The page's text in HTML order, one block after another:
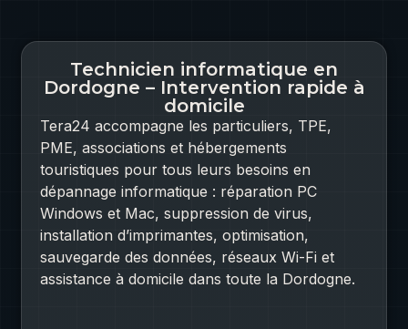
Technicien informatique en
Dordogne – Intervention rapide à
domicile
Tera24 accompagne les particuliers, TPE,
PME, associations et hébergements
touristiques pour tous leurs besoins en
dépannage informatique : réparation PC
Windows et Mac, suppression de virus,
installation d’imprimantes, optimisation,
sauvegarde des données, réseaux Wi-Fi et
assistance à domicile dans toute la Dordogne.